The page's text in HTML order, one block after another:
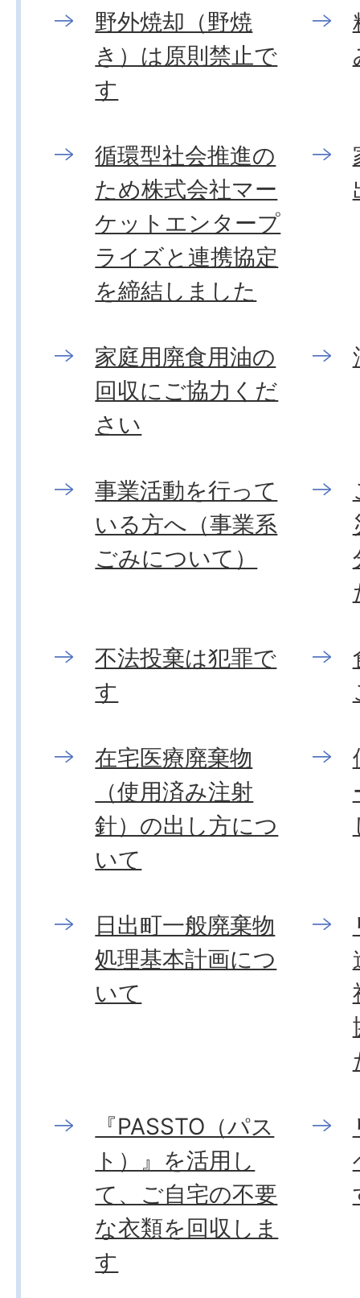
野外焼却（野焼
き）は原則禁止で
す
循環型社会推進の
ため株式会社マー
ケットエンタープ
ライズと連携協定
を締結しました
家庭用廃食用油の
回収にご協力くだ
さい
事業活動を行って
いる方へ（事業系
ごみについて）
不法投棄は犯罪で
す
在宅医療廃棄物
（使用済み注射
針）の出し方につ
いて
日出町一般廃棄物
処理基本計画につ
いて
『PASSTO（パス
ト）』を活用し
て、ご自宅の不要
な衣類を回収しま
す